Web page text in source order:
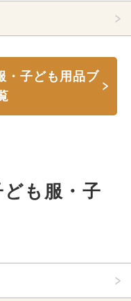
・子ども用品ブ
ども服・子